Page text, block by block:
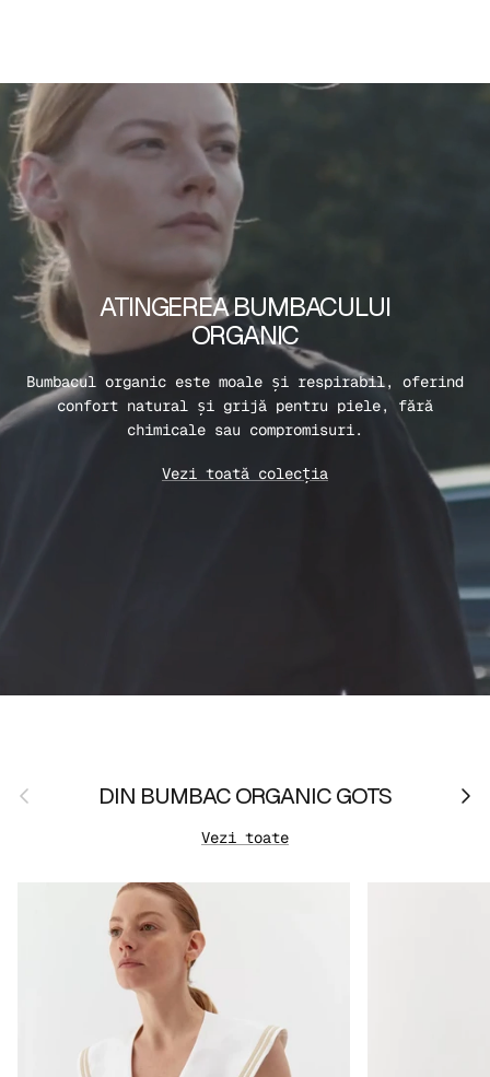
ATINGEREA BUMBACULUI
ORGANIC
Bumbacul organic este moale și respirabil, oferind
confort natural și grijă pentru piele, fără
chimicale sau compromisuri.
Vezi toată colecția
Anterior DIN BUMBAC ORGANIC GOTS
Vezi toate